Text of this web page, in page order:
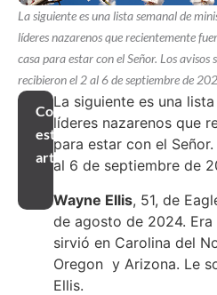
La siguiente es una lista semanal de
líderes nazarenos que recientemente
casa para estar con el Señor. Los avisos
recibieron el 2 al 6 de septiembre de
Compartir
este
artículo
La siguiente es una
líderes nazarenos que
para estar con el
al 6 de septiembre de
Wayne Ellis, 51, de
de agosto de 2024.
sirvió en Carolina del
Oregon y Arizona. Le
Ellis.